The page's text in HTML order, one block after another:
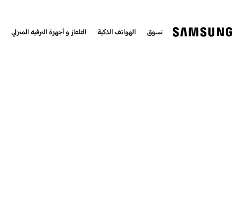
تسوق الهواتف الذكية التلفاز و أجهزة الترفيه المنزلي